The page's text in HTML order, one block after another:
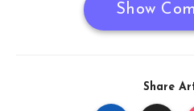
Show
Share